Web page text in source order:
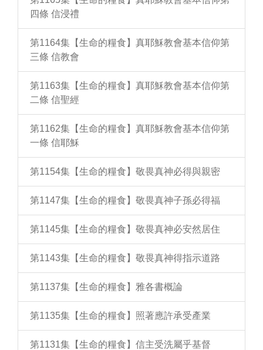
四條 信浸禮
第1164集【生命的糧食】真耶穌教會基本信仰第
三條 信教會
第1163集【生命的糧食】真耶穌教會基本信仰第
二條 信聖經
第1162集【生命的糧食】真耶穌教會基本信仰第
一條 信耶穌
第1154集【生命的糧食】敬畏真神必得與親密
第1147集【生命的糧食】敬畏真神子孫必得福
第1145集【生命的糧食】敬畏真神必安然居住
第1143集【生命的糧食】敬畏真神得指示道路
第1137集【生命的糧食】雅各書概論
第1135集【生命的糧食】照著應許承受產業
第1131集【生命的糧食】信主受洗屬乎基督